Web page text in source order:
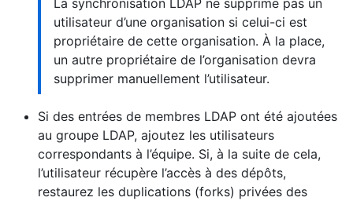
utilisateur d’une organisation si celui-ci est
propriétaire de cette organisation. À la place,
un autre propriétaire de l’organisation devra
supprimer manuellement l’utilisateur.
Si des entrées de membres LDAP ont été ajoutées
au groupe LDAP, ajoutez les utilisateurs
correspondants à l’équipe. Si, à la suite de cela,
l’utilisateur récupère l’accès à des dépôts,
restaurez les duplications (forks) privées des